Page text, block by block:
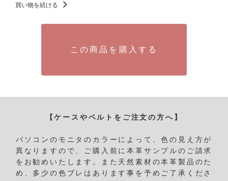
この商品を購入する
買い物を続ける
【ケースやベルトをご注文の方へ】
パソコンのモニタのカラーによって、色の見え方が
異なりますので、ご購入前に本革サンプルのご請求
をお勧めいたします。
また天然素材の本革製品のた
め、多少の色ブレはあります事を予めご了承くださ